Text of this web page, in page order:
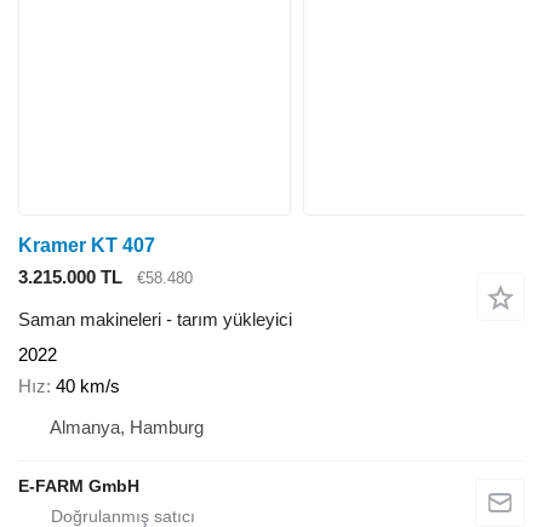
Kramer KT 407
3.215.000 TL
€58.480
Saman makineleri - tarım yükleyici
2022
Hız 40 km/s
Almanya, Hamburg
E-FARM GmbH